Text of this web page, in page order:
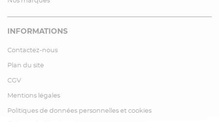
INFORMATIONS
Contactez-nous
Plan du site
CGV
Mentions légales
Politiques de données personnelles et cookies